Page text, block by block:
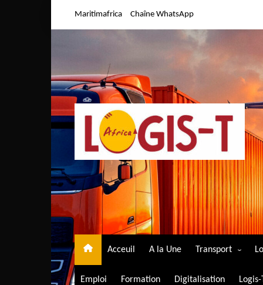
Maritimafrica Chaîne WhatsApp
Acceuil A la Une Transport
Transport aérien
Emploi Formation Digitalisation